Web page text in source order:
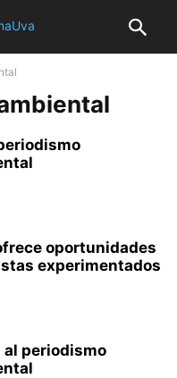
oportunidades
experimentados
al periodismo